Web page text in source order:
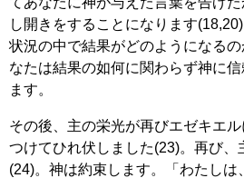
し開きをすることになります
状況の中で結果がどのようになる
なたは結果の如何に関わらず神に
ます。
その後、主の栄光が再びエゼキエ
つけてひれ伏しました(23)。再び、
(24)。神は約束します。「わたしは